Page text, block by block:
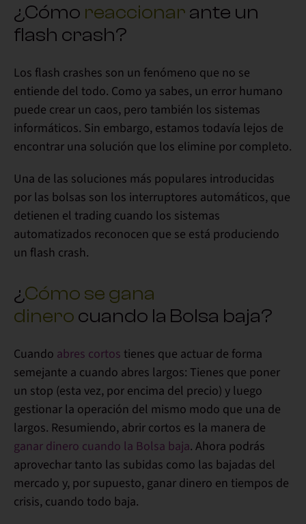
¿Cómo reaccionar ante un
flash crash?
Los flash crashes son un fenómeno que no se
entiende del todo. Como ya sabes, un error humano
puede crear un caos, pero también los sistemas
informáticos. Sin embargo, estamos todavía lejos de
encontrar una solución que los elimine por completo.
Una de las soluciones más populares introducidas
por las bolsas son los interruptores automáticos, que
detienen el trading cuando los sistemas
automatizados reconocen que se está produciendo
un flash crash.
¿Cómo se gana
dinero cuando la Bolsa baja?
Cuando abres cortos tienes que actuar de forma
semejante a cuando abres largos: Tienes que poner
un stop (esta vez, por encima del precio) y luego
gestionar la operación del mismo modo que una de
largos. Resumiendo, abrir cortos es la manera de
ganar dinero cuando la Bolsa baja. Ahora podrás
aprovechar tanto las subidas como las bajadas del
mercado y, por supuesto, ganar dinero en tiempos de
crisis, cuando todo baja.